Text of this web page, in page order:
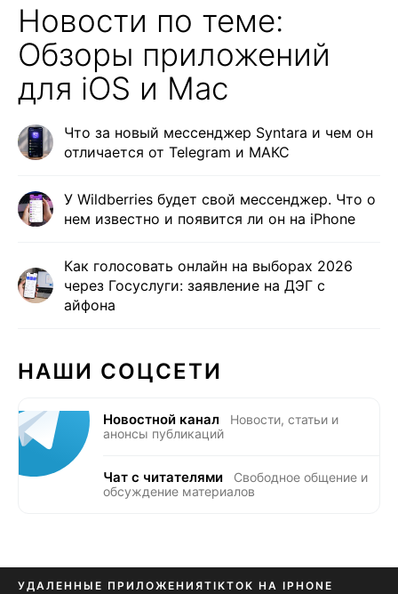
Новости по теме:
Обзоры приложений
для iOS и Mac
Что за новый мессенджер Syntara и чем он
отличается от Telegram и МАКС
У Wildberries будет свой мессенджер. Что о
нем известно и появится ли он на iPhone
Как голосовать онлайн на выборах 2026
через Госуслуги: заявление на ДЭГ с
айфона
НАШИ СОЦСЕТИ
Новостной канал
Новости, статьи и
анонсы публикаций
Чат с читателями
Свободное общение и
обсуждение материалов
УДАЛЕННЫЕ ПРИЛОЖЕНИЯTIKTOK НА IPHONE